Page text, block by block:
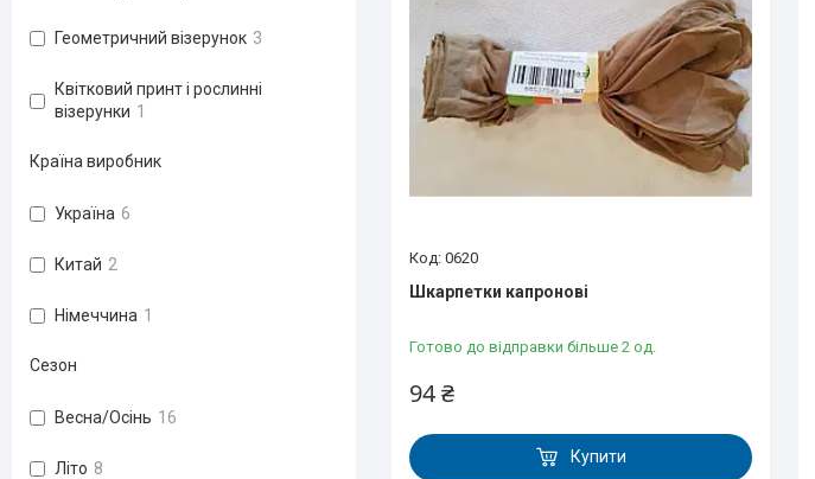
0620
Шкарпетки капронові
Готово до відправки більше 2 од.
94 ₴
Купити
Геометричний візерунок 3
Квітковий принт і рослинні
візерунки 1
Країна виробник
Україна 6
Китай 2
Німеччина 1
Сезон
Весна/Осінь 16
Літо 8